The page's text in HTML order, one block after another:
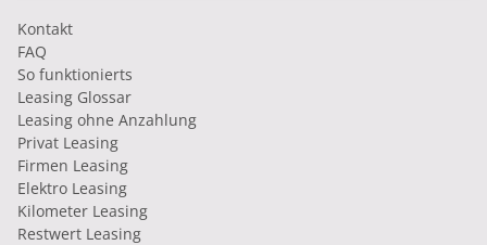
Kontakt
FAQ
So funktionierts
Leasing Glossar
Leasing ohne Anzahlung
Privat Leasing
Firmen Leasing
Elektro Leasing
Kilometer Leasing
Restwert Leasing